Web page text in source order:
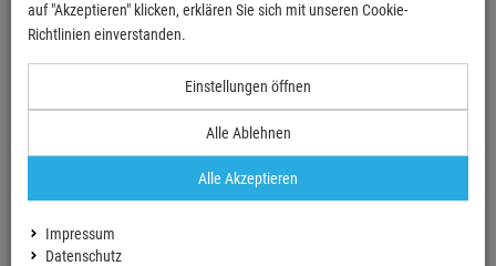
Passwort
auf "Akzeptieren" klicken, erklären Sie sich mit unseren Cookie-
Richtlinien einverstanden.
Einstellungen öffnen
Alle Ablehnen
Alle Akzeptieren
Impressum
Datenschutz